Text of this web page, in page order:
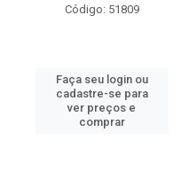
Código: 51809
Faça seu login ou
cadastre-se para
ver preços e
comprar